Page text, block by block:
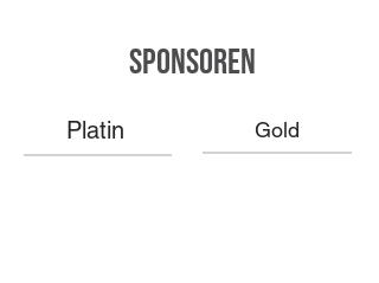
SPONSOREN
Platin Gold